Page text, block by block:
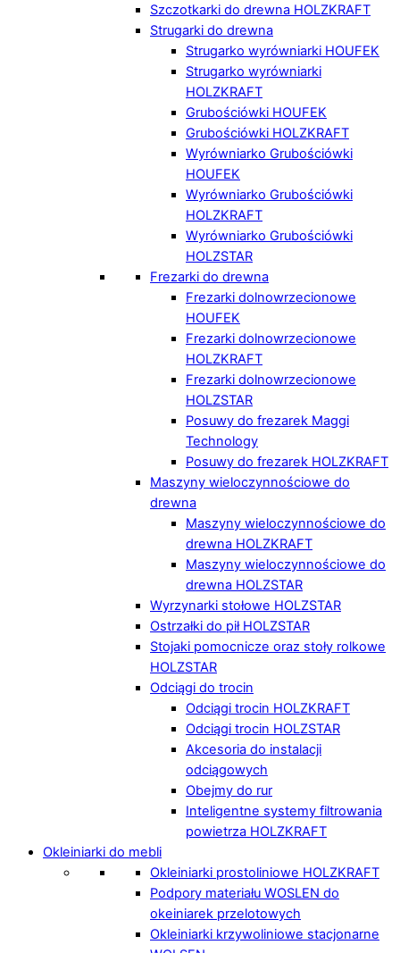
Szczotkarki do drewna HOLZKRAFT
Strugarki do drewna
Strugarko wyrówniarki HOUFEK
Strugarko wyrówniarki
HOLZKRAFT
Grubościówki HOUFEK
Grubościówki HOLZKRAFT
Wyrówniarko Grubościówki
HOUFEK
Wyrówniarko Grubościówki
HOLZKRAFT
Wyrówniarko Grubościówki
HOLZSTAR
Frezarki do drewna
Frezarki dolnowrzecionowe
HOUFEK
Frezarki dolnowrzecionowe
HOLZKRAFT
Frezarki dolnowrzecionowe
HOLZSTAR
Posuwy do frezarek Maggi
Technology
Posuwy do frezarek HOLZKRAFT
Maszyny wieloczynnościowe do
drewna
Maszyny wieloczynnościowe do
drewna HOLZKRAFT
Maszyny wieloczynnościowe do
drewna HOLZSTAR
Wyrzynarki stołowe HOLZSTAR
Ostrzałki do pił HOLZSTAR
Stojaki pomocnicze oraz stoły rolkowe
HOLZSTAR
Odciągi do trocin
Odciągi trocin HOLZKRAFT
Odciągi trocin HOLZSTAR
Akcesoria do instalacji
odciągowych
Obejmy do rur
Inteligentne systemy filtrowania
powietrza HOLZKRAFT
Okleiniarki do mebli
Okleiniarki prostoliniowe HOLZKRAFT
Podpory materiału WOSLEN do
okeiniarek przelotowych
Okleiniarki krzywoliniowe stacjonarne